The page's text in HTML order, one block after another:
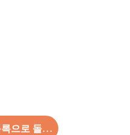
최신 정보 목록으로 돌아가기